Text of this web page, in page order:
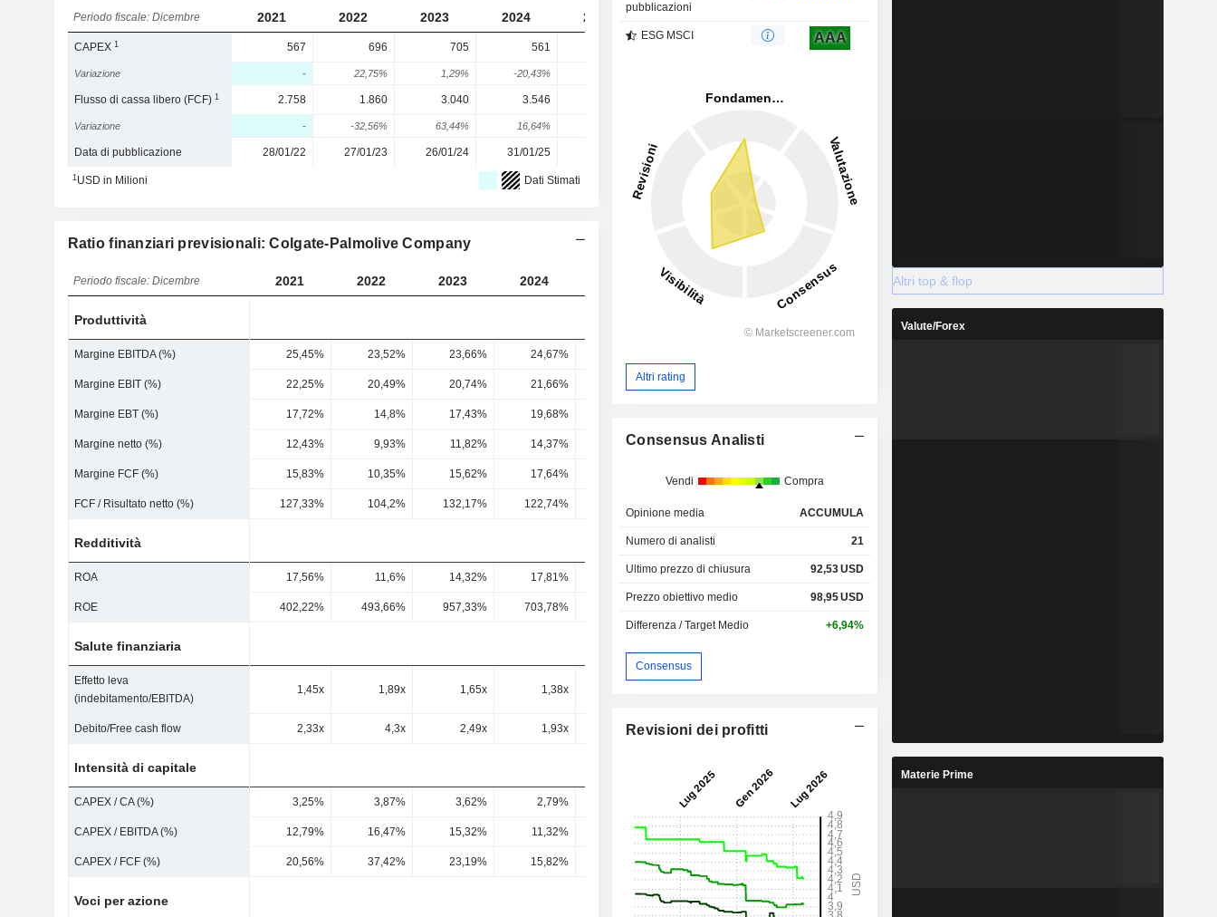
Periodo fiscale: Dicembre 2021 2022 2023 2024 2025
CAPEX1 567 696 705 561 671,4
Variazione - 22,75% 1,29% -20,43%
Flusso di cassa libero (FCF)1 2.758 1.860 3.040 3.546 2.892 3.477
Variazione - -32,56% 63,44% 16,64%
Data di pubblicazione 28/01/22 27/01/23 26/01/24 31/01/25
1USD in Milioni Dati Stimati
Ratio finanziari previsionali: Colgate-Palmolive Company
Periodo fiscale: Dicembre 2021 2022 2023 2024 2026
Produttività
Margine EBITDA (%) 25,45% 23,52% 23,66% 24,67%
Margine EBIT (%) 22,25% 20,49% 20,74% 21,66% 21,33%
Margine EBT (%) 17,72% 14,8% 17,43% 19,68%
Margine netto (%) 12,43% 9,93% 11,82% 14,37% 10,46% 13,27%
Margine FCF (%) 15,83% 10,35% 15,62% 17,64% 15,76%
FCF / Risultato netto (%) 127,33% 104,2% 132,17% 122,74%
Redditività
ROA 17,56% 11,6% 14,32% 17,81%
ROE 402,22% 493,66% 957,33% 703,78%
Salute finanziaria
Effetto leva
(indebitamento/EBITDA)
1,45x 1,89x 1,65x 1,38x
Debito/Free cash flow 2,33x 4,3x 2,49x 1,93x 1,84x 2,33x
Intensità di capitale
CAPEX / CA (%) 3,25% 3,87% 3,62% 2,79% 2,9%
CAPEX / EBITDA (%) 12,79% 16,47% 15,32% 11,32% 11,33% 11,81% 11,98%
CAPEX / FCF (%) 20,56% 37,42% 23,19% 15,82% 15,52% 20,8% 18,42%
Voci per azione
pubblicazioni
ESG MSCI AAA
Altri rating
Consensus Analisti
Vendi Compra
Opinione media ACCUMULA
Numero di analisti 21
Ultimo prezzo di chiusura 92,53USD
Prezzo obiettivo medio 98,95USD
Differenza / Target Medio +6,94%
Consensus
Revisioni dei profitti
Altri top & flop
Valute/Forex
Materie Prime